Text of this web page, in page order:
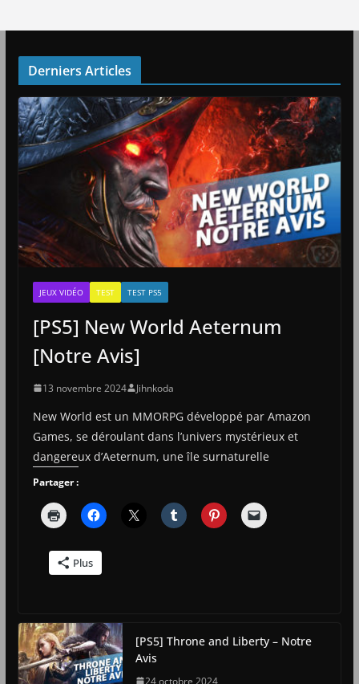
Derniers Articles
JEUX VIDÉO TEST TEST PS5
[PS5] New World Aeternum
[Notre Avis]
13 novembre 2024 Jihnkoda
New World est un MMORPG développé par Amazon
Games, se déroulant dans l’univers mystérieux et
dangereux d’Aeternum, une île surnaturelle
Partager :
Plus
[PS5] Throne and Liberty – Notre
Avis
24 octobre 2024